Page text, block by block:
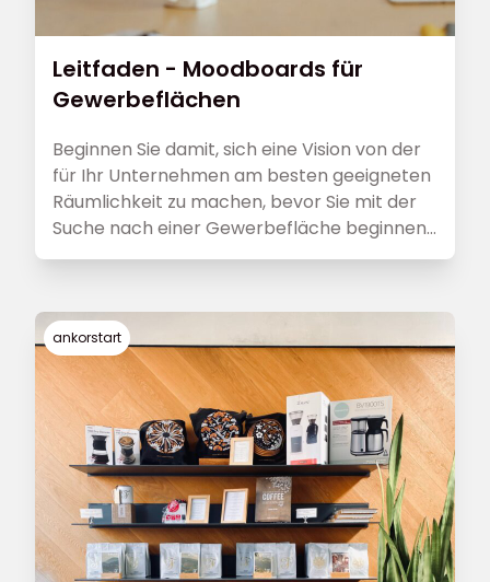
Leitfaden - Moodboards für
Gewerbeflächen
Beginnen Sie damit, sich eine Vision von der
für Ihr Unternehmen am besten geeigneten
Räumlichkeit zu machen, bevor Sie mit der
Suche nach einer Gewerbefläche beginnen.
Wenn Sie sich darüber im Klaren sind,
finden, die Ihren Bedürfnissen am besten
entspricht.
ankorstart